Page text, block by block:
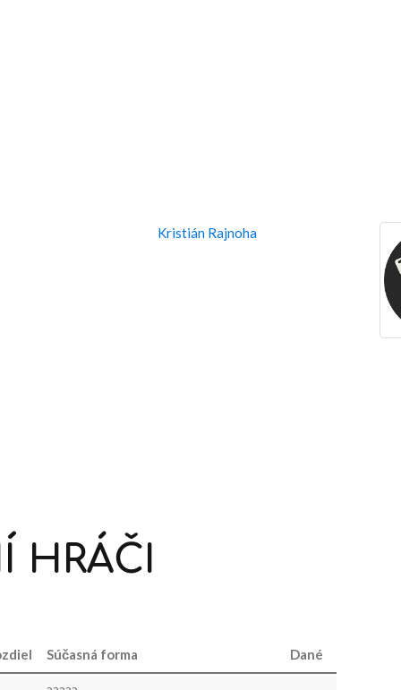
Kristián Rajnoha
HRÁČI
Súčasná forma Dané